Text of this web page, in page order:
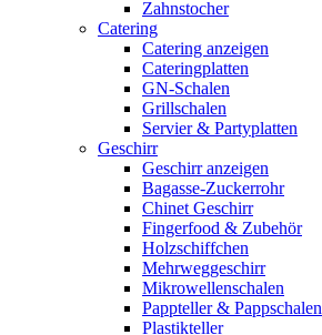
Zahnstocher
Catering
Catering anzeigen
Cateringplatten
GN-Schalen
Grillschalen
Servier & Partyplatten
Geschirr
Geschirr anzeigen
Bagasse-Zuckerrohr
Chinet Geschirr
Fingerfood & Zubehör
Holzschiffchen
Mehrweggeschirr
Mikrowellenschalen
Pappteller & Pappschalen
Plastikteller